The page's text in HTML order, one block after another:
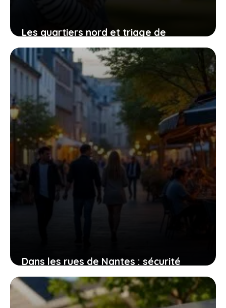
Les quartiers nord et triage de
Villeneuve-Saint-Georges : entre défis
et transformations
3 août 2026
Dans les rues de Nantes : sécurité
perçue et réalités des quartiers
2 août 2026